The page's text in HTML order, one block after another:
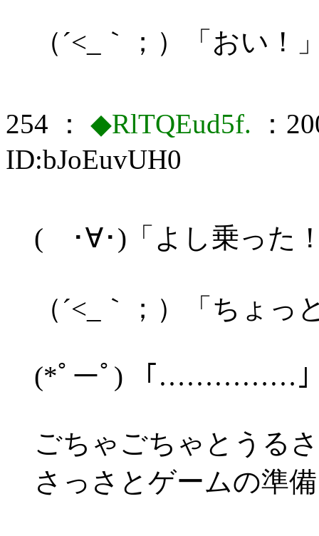
（´<_｀；）「おい！
254 ： ◆RlTQEud5f.
：
ID:bJoEuvUH0
( ･∀･)「よし乗った
（´<_｀；）「ちょ
(*ﾟーﾟ) 「……………
ごちゃごちゃとうる
さっさとゲームの準